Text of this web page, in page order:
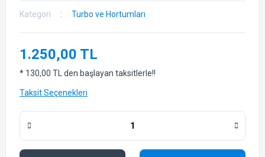
Kategori Turbo ve Hortumları
1.250,00 TL
* 130,00 TL den başlayan taksitlerle!!
Taksit Seçenekleri